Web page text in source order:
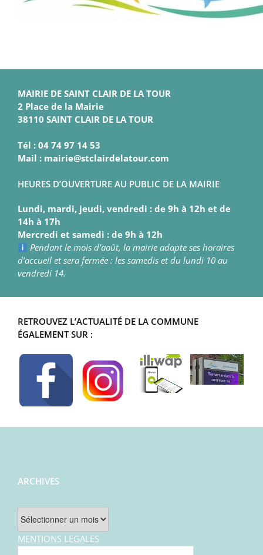
MAIRIE DE SAINT CLAIR DE LA TOUR
2 Place de la Mairie
38110 SAINT CLAIR DE LA TOUR
Tél : 04 74 97 14 53
Mail : mairie@stclairdelatour.com
HEURES D’OUVERTURE AU PUBLIC DE LA MAIRIE
Lundi, mardi, jeudi, vendredi : de 9h à 12h et de
14h à 17h
Mercredi et samedi : de 9h à 12h
Pendant le mois d’août, la mairie adapte ses horaires
d’accueil et sera fermée : les samedis et du lundi 10 au
vendredi 14.
RETROUVEZ L’ACTUALITÉ DE LA COMMUNE
ÉGALEMENT SUR :
ARCHIVES
Archives
MENTIONS LEGALES